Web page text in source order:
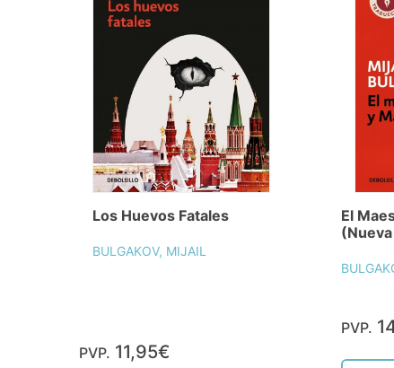
Los Huevos Fatales
BULGAKOV, MIJAIL
PVP. 11,95€
El
PVP.